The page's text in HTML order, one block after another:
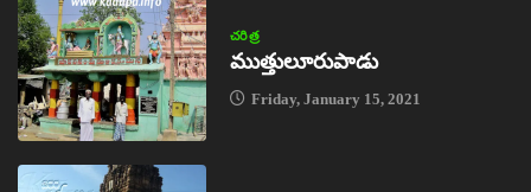
చరిత్ర
ముత్తులూరుపాడు
Friday, January 15, 2021